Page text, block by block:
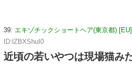
39: エキゾチックショートヘア(東京都) [EU]
ID:lZBXShuI0
近頃の若いやつは現場猫み